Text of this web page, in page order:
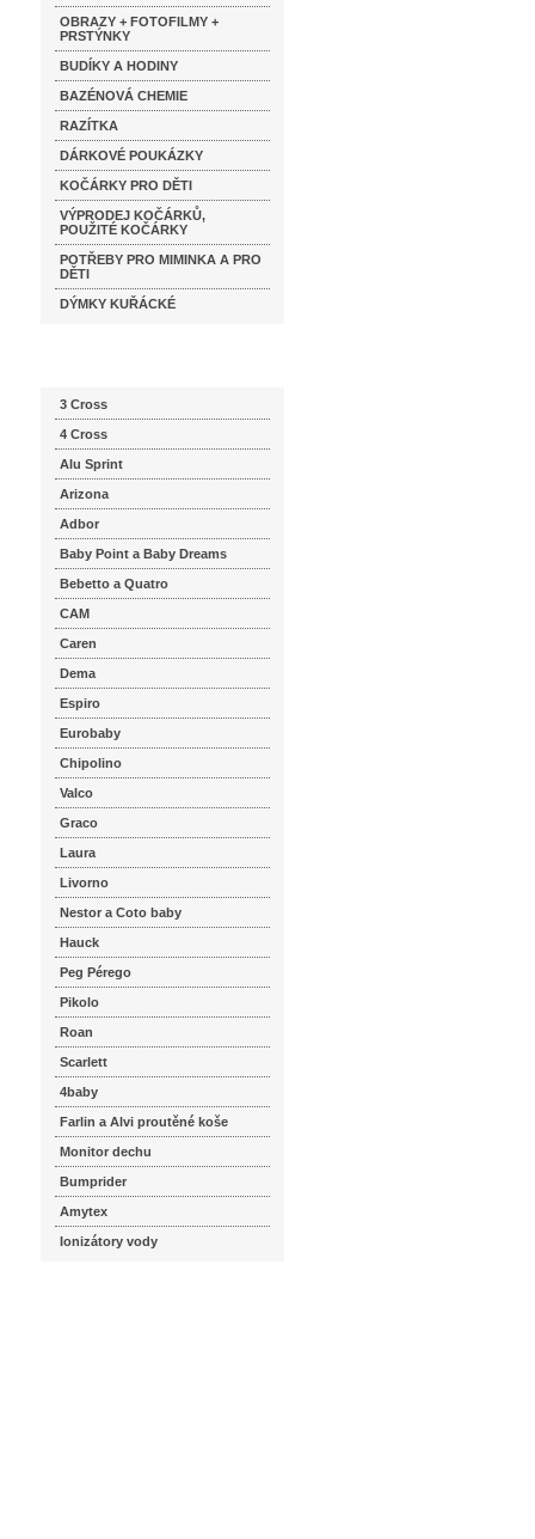
OBRAZY + FOTOFILMY +
PRSTÝNKY
BUDÍKY A HODINY
BAZÉNOVÁ CHEMIE
RAZÍTKA
DÁRKOVÉ POUKÁZKY
KOČÁRKY PRO DĚTI
VÝPRODEJ KOČÁRKŮ,
POUŽITÉ KOČÁRKY
POTŘEBY PRO MIMINKA A PRO
DĚTI
DÝMKY KUŘÁCKÉ
3 Cross
4 Cross
Alu Sprint
Arizona
Adbor
Baby Point a Baby Dreams
Bebetto a Quatro
CAM
Caren
Dema
Espiro
Eurobaby
Chipolino
Valco
Graco
Laura
Livorno
Nestor a Coto baby
Hauck
Peg Pérego
Pikolo
Roan
Scarlett
4baby
Farlin a Alvi proutěné koše
Monitor dechu
Bumprider
Amytex
Ionizátory vody